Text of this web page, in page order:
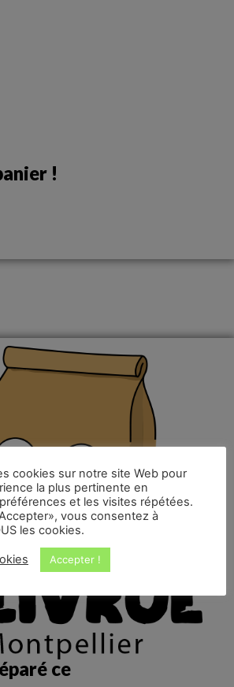
!
ce
cookies sur notre site Web pour
la plus pertinente en
et les visites répétées.
vous consentez à
les cookies.
Accepter !